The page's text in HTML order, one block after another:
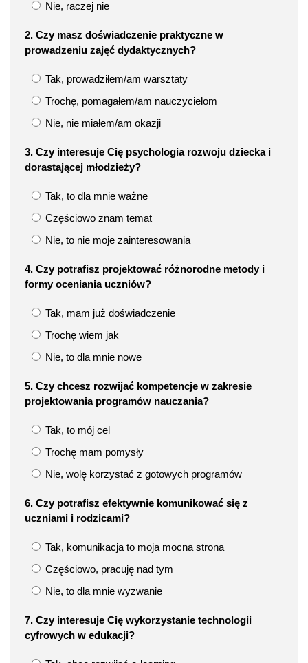
Nie, raczej nie
2. Czy masz doświadczenie praktyczne w
prowadzeniu zajęć dydaktycznych?
Tak, prowadziłem/am warsztaty
Trochę, pomagałem/am nauczycielom
Nie, nie miałem/am okazji
3. Czy interesuje Cię psychologia rozwoju dziecka i
dorastającej młodzieży?
Tak, to dla mnie ważne
Częściowo znam temat
Nie, to nie moje zainteresowania
4. Czy potrafisz projektować różnorodne metody i
formy oceniania uczniów?
Tak, mam już doświadczenie
Trochę wiem jak
Nie, to dla mnie nowe
5. Czy chcesz rozwijać kompetencje w zakresie
projektowania programów nauczania?
Tak, to mój cel
Trochę mam pomysły
Nie, wolę korzystać z gotowych programów
6. Czy potrafisz efektywnie komunikować się z
uczniami i rodzicami?
Tak, komunikacja to moja mocna strona
Częściowo, pracuję nad tym
Nie, to dla mnie wyzwanie
7. Czy interesuje Cię wykorzystanie technologii
cyfrowych w edukacji?